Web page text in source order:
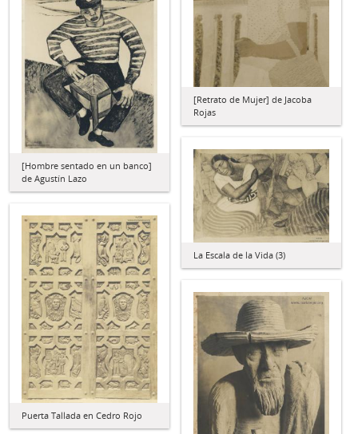
[Retrato de Mujer] de Jacoba
Rojas
[Hombre sentado en un banco]
de Agustín Lazo
La Escala de la Vida (3)
Puerta Tallada en Cedro Rojo